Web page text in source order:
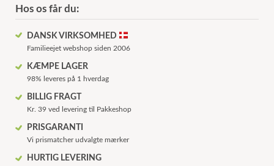
Hos os får du:
DANSK VIRKSOMHED
Familieejet webshop siden 2006
KÆMPE LAGER
98% leveres på 1 hverdag
BILLIG FRAGT
Kr. 39 ved levering til Pakkeshop
PRISGARANTI
Vi prismatcher udvalgte mærker
HURTIG LEVERING